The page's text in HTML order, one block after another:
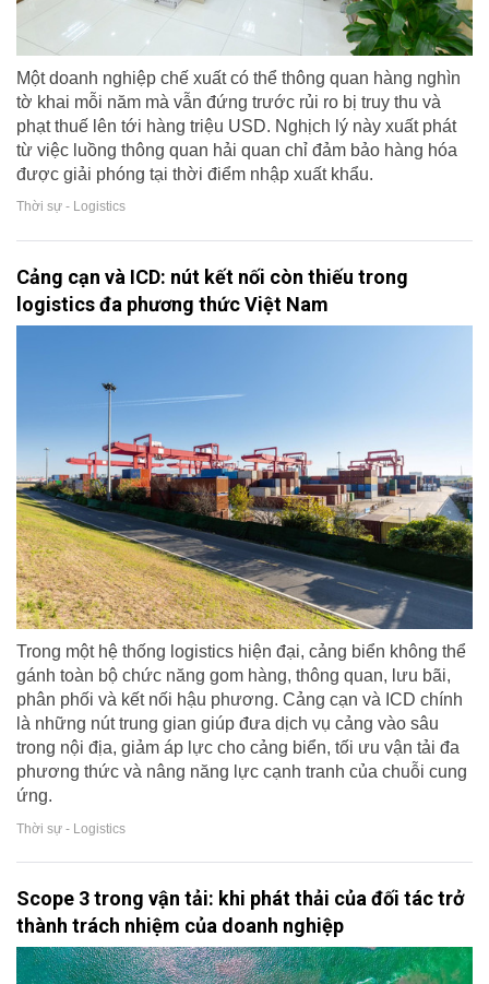
Một doanh nghiệp chế xuất có thể thông quan hàng nghìn
tờ khai mỗi năm mà vẫn đứng trước rủi ro bị truy thu và
phạt thuế lên tới hàng triệu USD. Nghịch lý này xuất phát
từ việc luồng thông quan hải quan chỉ đảm bảo hàng hóa
được giải phóng tại thời điểm nhập xuất khẩu.
Thời sự - Logistics
Cảng cạn và ICD: nút kết nối còn thiếu trong
logistics đa phương thức Việt Nam
Trong một hệ thống logistics hiện đại, cảng biển không thể
gánh toàn bộ chức năng gom hàng, thông quan, lưu bãi,
phân phối và kết nối hậu phương. Cảng cạn và ICD chính
là những nút trung gian giúp đưa dịch vụ cảng vào sâu
trong nội địa, giảm áp lực cho cảng biển, tối ưu vận tải đa
phương thức và nâng năng lực cạnh tranh của chuỗi cung
ứng.
Thời sự - Logistics
Scope 3 trong vận tải: khi phát thải của đối tác trở
thành trách nhiệm của doanh nghiệp